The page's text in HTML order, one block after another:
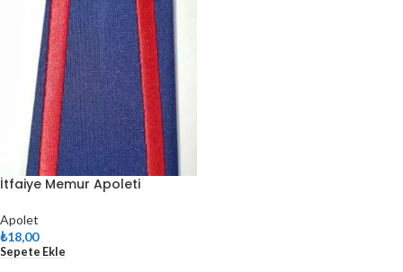
İtfaiye Memur Apoleti
Apolet
₺18,00
Sepete Ekle